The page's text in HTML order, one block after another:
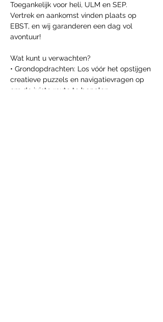
Toegankelijk voor heli, ULM en SEP.
Vertrek en aankomst vinden plaats op
EBST, en wij garanderen een dag vol
avontuur!
Wat kunt u verwachten?
• Grondopdrachten: Los vóór het opstijgen
creatieve puzzels en navigatievragen op
om de juiste route te bepalen.